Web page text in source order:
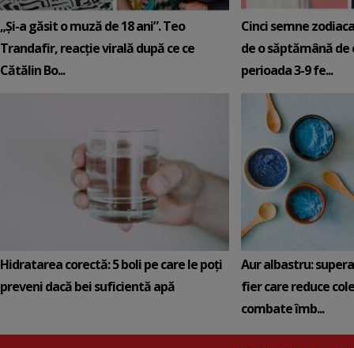
„Și-a găsit o muză de 18 ani”. Teo
Trandafir, reacție virală după ce ce
Cătălin Bo...
Cinci semne
de o săptămână de
perioada 3-9 fe...
Hidratarea corectă: 5 boli pe care le poți
preveni dacă bei suficientă apă
Aur albastru:
fier care reduce
combate îmb...